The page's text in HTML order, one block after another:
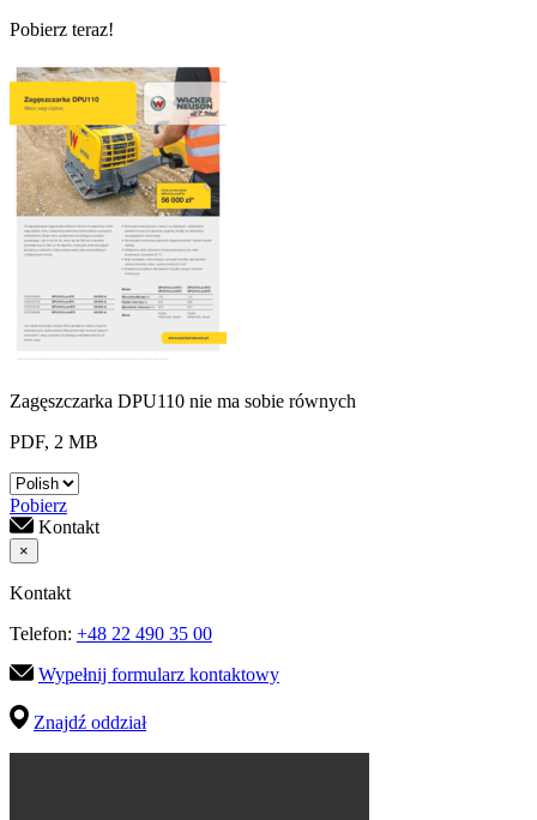
Pobierz teraz!
Zagęszczarka DPU110 nie ma sobie równych
PDF, 2 MB
Pobierz
Kontakt
×
Kontakt
Telefon: +48 22 490 35 00
Wypełnij formularz kontaktowy
Znajdź oddział